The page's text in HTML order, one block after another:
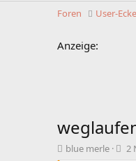
Foren
User-Ecke
Anzeige:
T
blue merle
B
2